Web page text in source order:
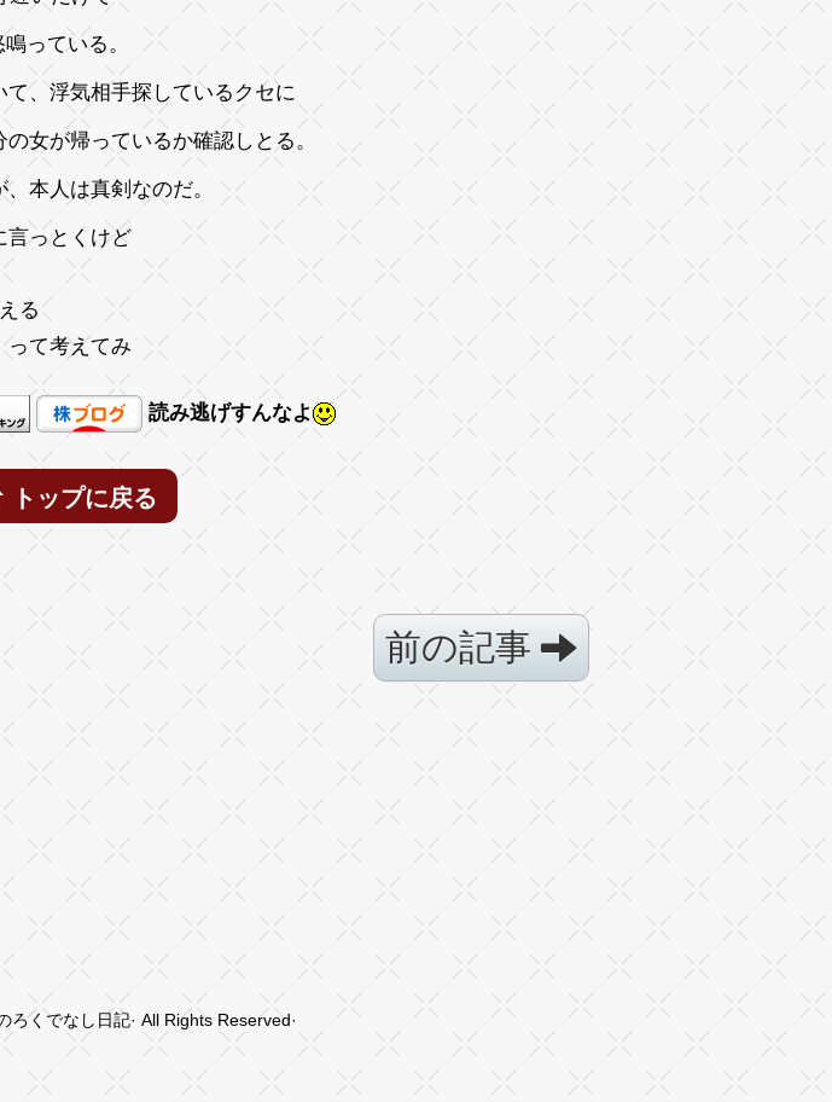
っている。
、浮気相手探しているクセに
女が帰っているか確認しとる。
本人は真剣なのだ。
言っとくけど
る
て考えてみ
読み逃げすんなよ
トップに戻る
前の記事
くでなし日記· All Rights Reserved·